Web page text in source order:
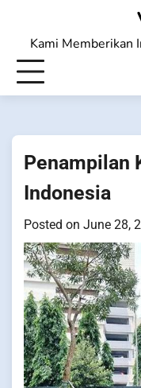
contentKami Memberikan
Penampilan
Indonesia
Posted on June 28,